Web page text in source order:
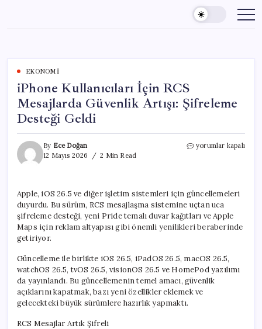
content
EKONOMI
iPhone Kullanıcıları İçin RCS
Mesajlarda Güvenlik Artışı: Şifreleme
Desteği Geldi
By Ece Doğan
12 Mayıs 2026
2 Min Read
iPhone
Güvenlik
Artışı:
Şifreleme
Desteği
yorumlar kapalı
Apple, iOS 26.5 ve diğer işletim sistemleri için güncellemeleri
duyurdu. Bu sürüm, RCS mesajlaşma sistemine uçtan uca
şifreleme desteği, yeni Pride temalı duvar kağıtları ve Apple
Maps için reklam altyapısı gibi önemli yenilikleri beraberinde
getiriyor.
Güncelleme ile birlikte iOS 26.5, iPadOS 26.5, macOS 26.5,
watchOS 26.5, tvOS 26.5, visionOS 26.5 ve HomePod yazılımı
da yayınlandı. Bu güncellemenin temel amacı, güvenlik
açıklarını kapatmak, bazı yeni özellikler eklemek ve
gelecekteki büyük sürümlere hazırlık yapmaktı.
RCS Mesajlar Artık Şifreli